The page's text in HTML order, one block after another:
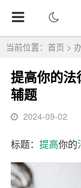
当前位置： 首页 >
提高你的
辅题
2024-09-02
标题： 提高你的